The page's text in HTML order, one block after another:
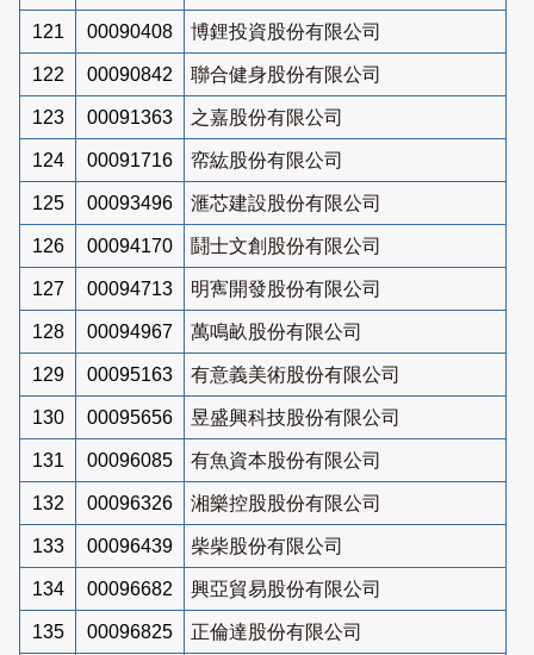
121 00090408 博鋰投資股份有限公司
122 00090842 聯合健身股份有限公司
123 00091363 之嘉股份有限公司
124 00091716 帟紘股份有限公司
125 00093496 滙芯建設股份有限公司
126 00094170 鬪士文創股份有限公司
127 00094713 明寯開發股份有限公司
128 00094967 萬鳴畝股份有限公司
129 00095163 有意義美術股份有限公司
130 00095656 昱盛興科技股份有限公司
131 00096085 有魚資本股份有限公司
132 00096326 湘樂控股股份有限公司
133 00096439 柴柴股份有限公司
134 00096682 興亞貿易股份有限公司
135 00096825 正倫達股份有限公司